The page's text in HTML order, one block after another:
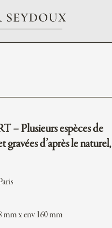
– Plusieurs espèces de
gravées d’après le naturel,
mm x env 160 mm